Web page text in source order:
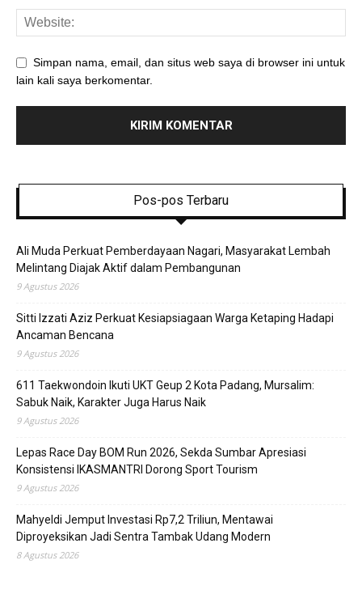
Simpan nama, email, dan situs web saya di browser ini untuk
lain kali saya berkomentar.
Pos-pos Terbaru
Ali Muda Perkuat Pemberdayaan Nagari, Masyarakat Lembah
Melintang Diajak Aktif dalam Pembangunan
9 Agustus 2026
Sitti Izzati Aziz Perkuat Kesiapsiagaan Warga Ketaping Hadapi
Ancaman Bencana
9 Agustus 2026
611 Taekwondoin Ikuti UKT Geup 2 Kota Padang, Mursalim:
Sabuk Naik, Karakter Juga Harus Naik
9 Agustus 2026
Lepas Race Day BOM Run 2026, Sekda Sumbar Apresiasi
Konsistensi IKASMANTRI Dorong Sport Tourism
9 Agustus 2026
Mahyeldi Jemput Investasi Rp7,2 Triliun, Mentawai
Diproyeksikan Jadi Sentra Tambak Udang Modern
8 Agustus 2026